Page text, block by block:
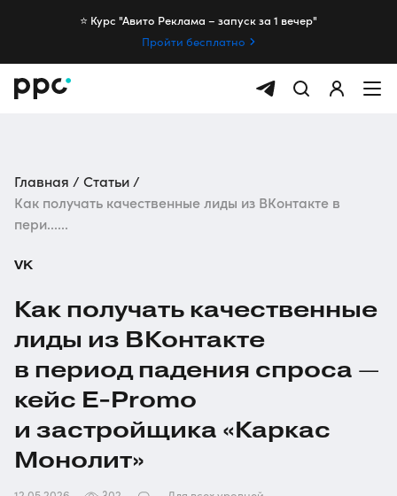
⭐️ Курс "Авито Реклама – запуск за 1 вечер"
Пройти бесплатно
Главная
Статьи
Как получать качественные лиды из ВКонтакте в
пери......
VK
Как получать качественные
лиды из ВКонтакте
в период падения спроса —
кейс E-Promo
и застройщика «Каркас
Монолит»